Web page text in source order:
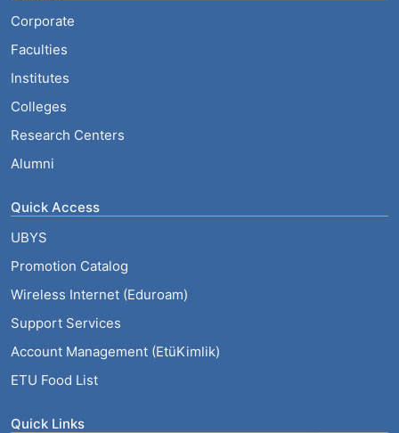
Corporate
Faculties
Institutes
Colleges
Research Centers
Alumni
Quick Access
UBYS
Promotion Catalog
Wireless Internet (Eduroam)
Support Services
Account Management (EtüKimlik)
ETU Food List
Quick Links